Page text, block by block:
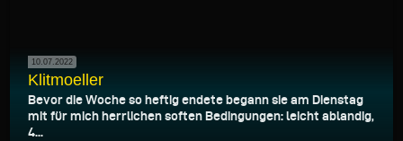
10.07.2022
Klitmoeller
Bevor die Woche so heftig endete begann sie am Dienstag
mit für mich herrlichen soften Bedingungen: leicht ablandig,
4...